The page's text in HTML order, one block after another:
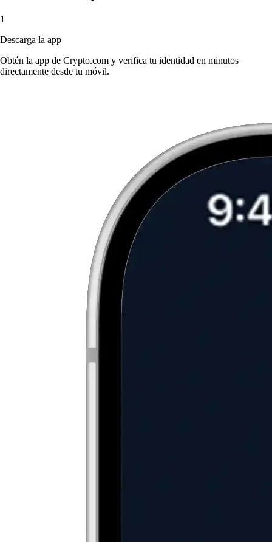
1
Descarga la app
Obtén la app de Crypto.com y verifica tu identidad en minutos
directamente desde tu móvil.